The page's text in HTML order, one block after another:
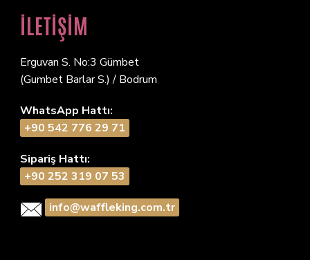
İLETİŞİM
Erguvan S. No:3 Gümbet
(Gumbet Barlar S.) / Bodrum
WhatsApp Hattı:
+90 542 776 29 71
Sipariş Hattı:
+90 252 319 07 53
info@waffleking.com.tr